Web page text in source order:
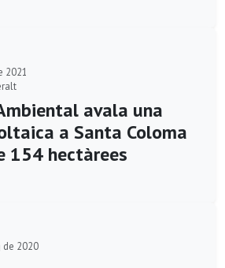
2021
avala una
a Santa Coloma
154 hectàrees
de 2020